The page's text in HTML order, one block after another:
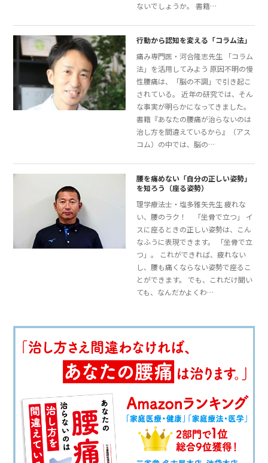
ないでしょうか。 書籍…
行動から認知を変える「コラム法」
痛み専門医・河合隆志先生 「コラム
法」を活用してみよう 原因不明の慢
性腰痛は、「脳の不調」で引き起こ
されている。 近年の研究では、そん
な事実が明らかになってきました。
書籍『あなたの腰痛が治らないのは
治し方を間違えているから』（アス
コム）の中では、脳の…
腰を痛めない「自分の正しい姿勢」
を知ろう（座る姿勢）
理学療法士・塩多雅矢先生 疲れな
い、腰のラク！ 「坐骨で立つ」 イ
スに座るときの正しい姿勢は、こん
なふうに表現できます。 「坐骨で立
つ」。 これができれば、疲れない
し、腰も痛くならない姿勢で座るこ
とができます。 でも、これだけ聞い
ても、なんだかよくわ…